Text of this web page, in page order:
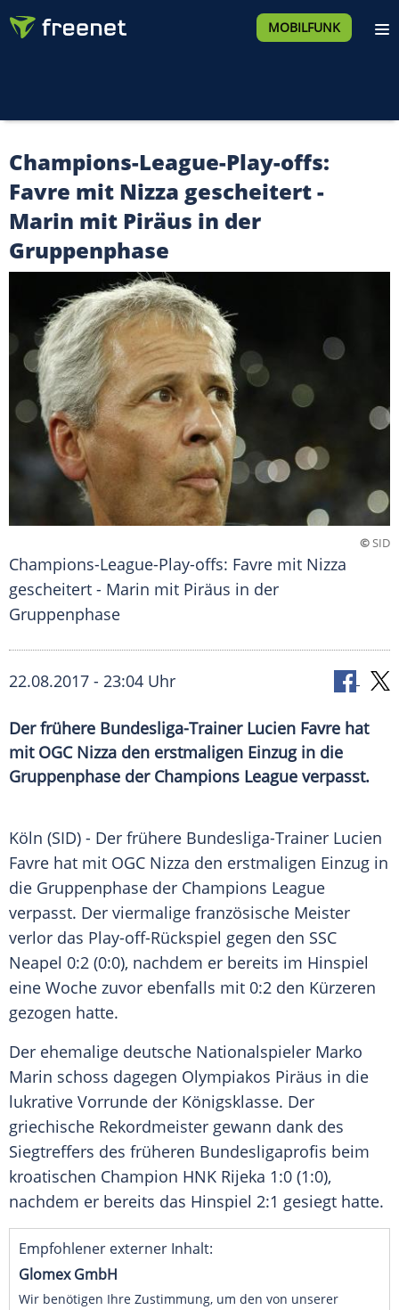
MOBILFUNK
Champions-League-Play-offs:
Favre mit Nizza gescheitert -
Marin mit Piräus in der
Gruppenphase
©SID
Champions-League-Play-offs: Favre mit Nizza
gescheitert - Marin mit Piräus in der
Gruppenphase
22.08.2017 - 23:04 Uhr
Der frühere Bundesliga-Trainer Lucien Favre hat
mit OGC Nizza den erstmaligen Einzug in die
Gruppenphase der Champions League verpasst.
Köln (SID) - Der frühere Bundesliga-Trainer Lucien
Favre hat mit OGC Nizza den erstmaligen Einzug in
die Gruppenphase der Champions League
verpasst. Der viermalige französische Meister
verlor das Play-off-Rückspiel gegen den SSC
Neapel 0:2 (0:0), nachdem er bereits im Hinspiel
eine Woche zuvor ebenfalls mit 0:2 den Kürzeren
gezogen hatte.
Der ehemalige deutsche Nationalspieler Marko
Marin schoss dagegen Olympiakos Piräus in die
lukrative Vorrunde der Königsklasse. Der
griechische Rekordmeister gewann dank des
Siegtreffers des früheren Bundesligaprofis beim
kroatischen Champion HNK Rijeka 1:0 (1:0),
nachdem er bereits das Hinspiel 2:1 gesiegt hatte.
Empfohlener externer Inhalt:
Glomex GmbH
Wir benötigen Ihre Zustimmung, um den von unserer